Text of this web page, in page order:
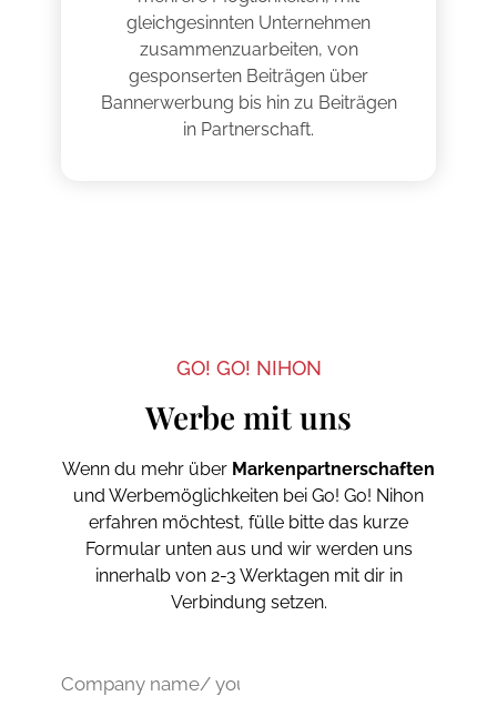
gleichgesinnten Unternehmen
zusammenzuarbeiten, von
gesponserten Beiträgen über
Bannerwerbung bis hin zu Beiträgen
in Partnerschaft.
GO! GO! NIHON
Werbe mit uns
Wenn du mehr über Markenpartnerschaften
und Werbemöglichkeiten bei Go! Go! Nihon
erfahren möchtest, fülle bitte das kurze
Formular unten aus und wir werden uns
innerhalb von 2-3 Werktagen mit dir in
Verbindung setzen.
(erforderlich)